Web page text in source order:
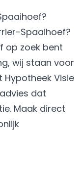
Spaaihoef?
op zoek bent
wij staan voor
Visie
dat
Maak direct